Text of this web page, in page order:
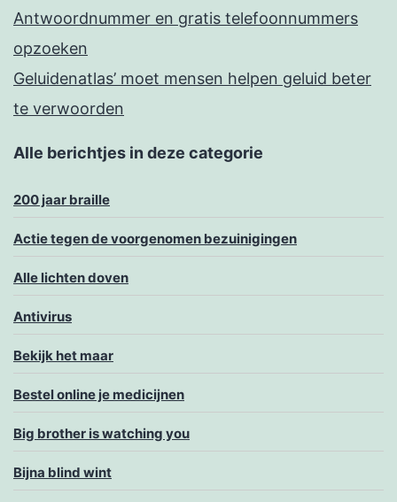
Antwoordnummer en gratis telefoonnummers
opzoeken
Geluidenatlas’ moet mensen helpen geluid beter
te verwoorden
Alle berichtjes in deze categorie
200 jaar braille
Actie tegen de voorgenomen bezuinigingen
Alle lichten doven
Antivirus
Bekijk het maar
Bestel online je medicijnen
Big brother is watching you
Bijna blind wint